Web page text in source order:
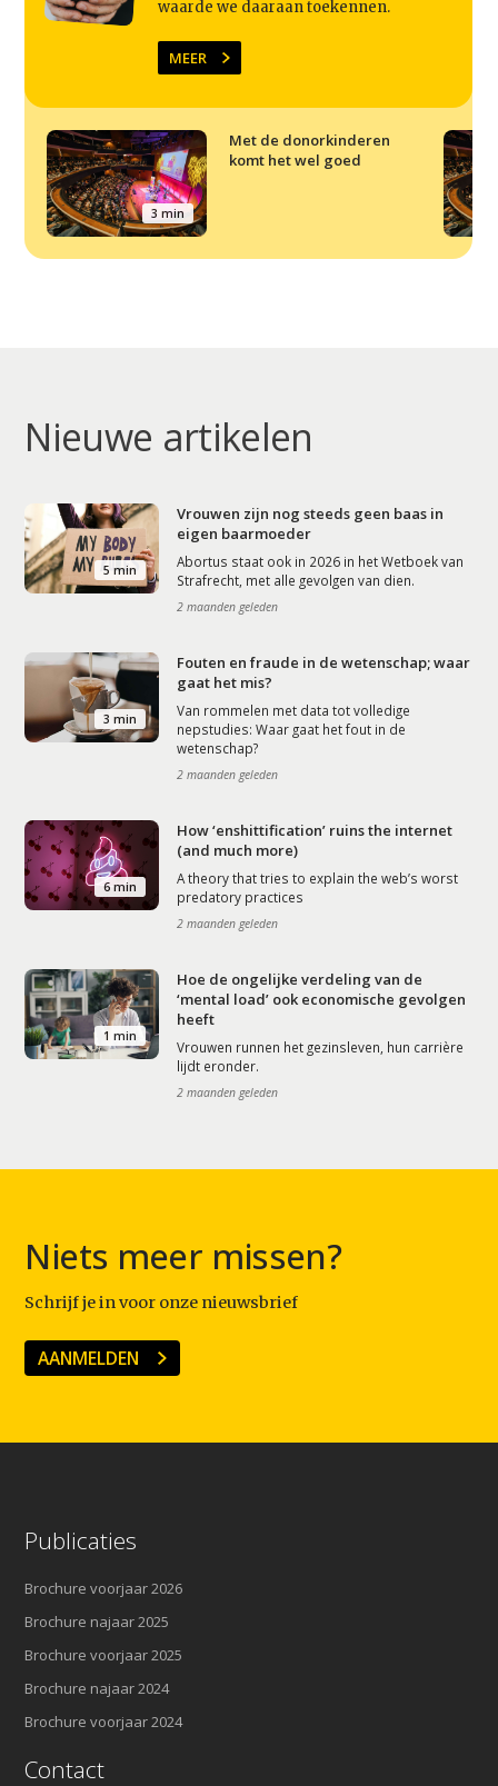
waarde we daaraan toekennen.
MEER
3 min
Met de donorkinderen
komt het wel goed
Nieuwe artikelen
5 min
Vrouwen zijn nog steeds geen baas in
eigen baarmoeder
Abortus staat ook in 2026 in het Wetboek van
Strafrecht, met alle gevolgen van dien.
2 maanden geleden
3 min
Fouten en fraude in de wetenschap; waar
gaat het mis?
Van rommelen met data tot volledige
nepstudies: Waar gaat het fout in de
wetenschap?
2 maanden geleden
6 min
How ‘enshittification’ ruins the internet
(and much more)
A theory that tries to explain the web’s worst
predatory practices
2 maanden geleden
1 min
Hoe de ongelijke verdeling van de
‘mental load’ ook economische gevolgen
heeft
Vrouwen runnen het gezinsleven, hun carrière
lijdt eronder.
2 maanden geleden
Niets meer missen?
Schrijf je in voor onze nieuwsbrief
AANMELDEN
Publicaties
Brochure voorjaar 2026
Brochure najaar 2025
Brochure voorjaar 2025
Brochure najaar 2024
Brochure voorjaar 2024
Contact